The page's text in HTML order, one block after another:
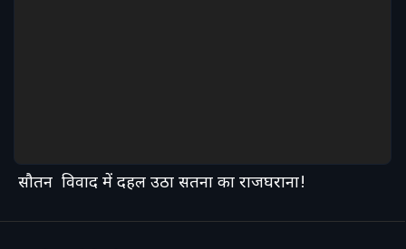
सौतन विवाद में दहल उठा सतना का राजघराना!